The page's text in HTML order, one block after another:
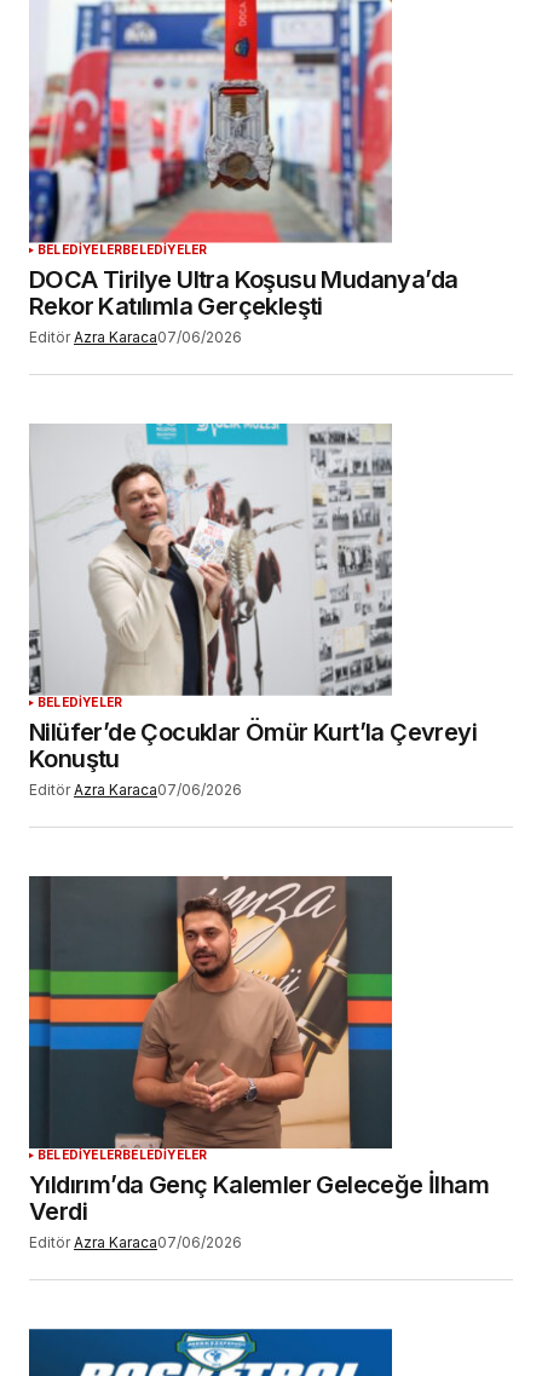
BELEDİYELERBELEDİYELER
DOCA Tirilye Ultra Koşusu Mudanya’da
Rekor Katılımla Gerçekleşti
Editör Azra Karaca07/06/2026
BELEDİYELER
Nilüfer’de Çocuklar Ömür Kurt’la Çevreyi
Konuştu
Editör Azra Karaca07/06/2026
BELEDİYELERBELEDİYELER
Yıldırım’da Genç Kalemler Geleceğe İlham
Verdi
Editör Azra Karaca07/06/2026